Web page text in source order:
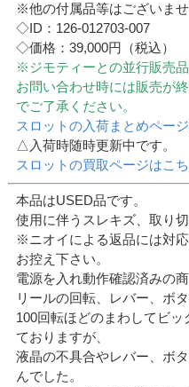
※他の付属品等はございま
◇ID：126-012703-007
◇価格：39,000円（税込）
※ジモティーとの並行販売品
お問い合わせ時には販売が
でご了承ください。
スロットの入荷まとめペー
△入荷時随時更新中です。
スロットの買取ページはこち
本品はUSED品です。
使用に伴うスレキズ、取り
※ニオイによる返品には対
お控え下さい。
電源を入れ動作確認済みの商
リールの回転、レバー、ボ
100回転ほどのまわしてビ
ておりますが、
液晶の不具合やレバー、ボ
んでした。